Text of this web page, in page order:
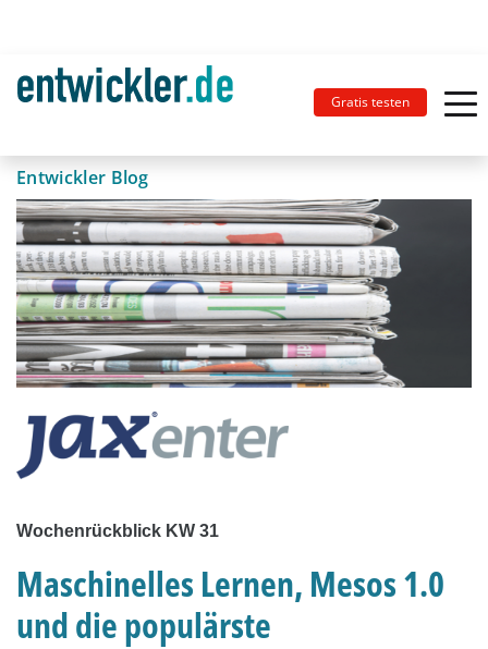
Gratis testen
Entwickler Blog
Wochenrückblick KW 31
Maschinelles Lernen, Mesos 1.0
und die populärste